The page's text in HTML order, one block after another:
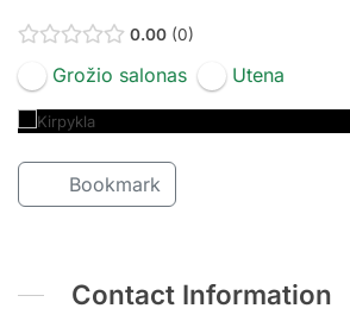
0.00 0
Grožio salonas Utena
Bookmark
Contact Information